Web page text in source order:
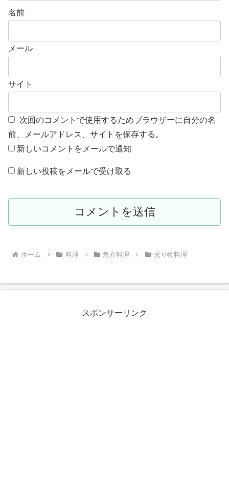
名前
メール
サイト
次回のコメントで使用するためブラウザーに自分の名
前、メールアドレス、サイトを保存する。
新しいコメントをメールで通知
新しい投稿をメールで受け取る
ホーム 料理 魚介料理 光り物料理
スポンサーリンク